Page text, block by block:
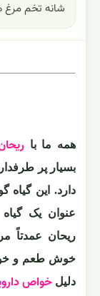
شانه تخم مرغ
همه ما با
بسیار پر
دارد. این گیاه
عنوان یک
ریحان عمدتاً
خوش طعم و
دلیل خواص